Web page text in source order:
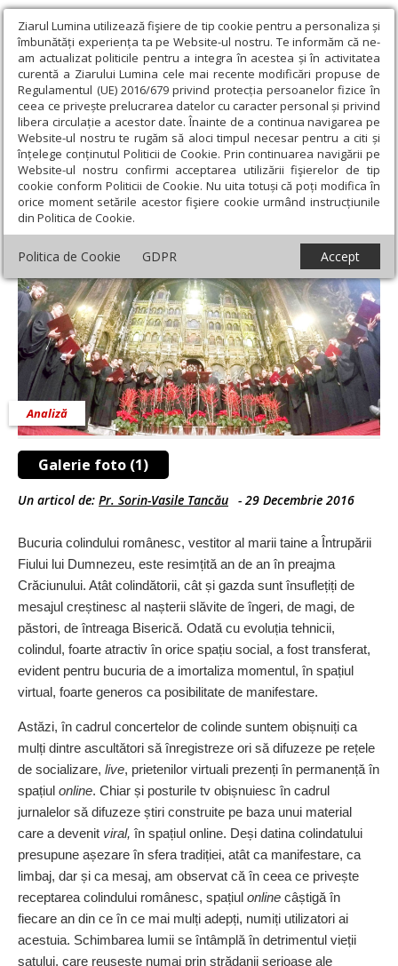
Ziarul Lumina utilizează fişiere de tip cookie pentru a personaliza și
îmbunătăți experiența ta pe Website-ul nostru. Te informăm că ne-
am actualizat politicile pentru a integra în acestea și în activitatea
curentă a Ziarului Lumina cele mai recente modificări propuse de
Regulamentul (UE) 2016/679 privind protecția persoanelor fizice în
ceea ce privește prelucrarea datelor cu caracter personal și privind
libera circulație a acestor date. Înainte de a continua navigarea pe
Website-ul nostru te rugăm să aloci timpul necesar pentru a citi și
înțelege conținutul Politicii de Cookie. Prin continuarea navigării pe
Website-ul nostru confirmi acceptarea utilizării fişierelor de tip
cookie conform Politicii de Cookie. Nu uita totuși că poți modifica în
orice moment setările acestor fişiere cookie urmând instrucțiunile
din Politica de Cookie.
Politica de Cookie GDPR Accept
Ziarul Lumina › Societate › Analiză › Facebook și colindul
românesc
Facebook și colindul românesc
Galerie foto (1)
Analiză
Un articol de: Pr. Sorin-Vasile Tancău - 29 Decembrie 2016
Bucuria colindului românesc, vestitor al marii taine a Întrupării
Fiului lui Dumnezeu, este resimțită an de an în preajma
Crăciunului. Atât colindătorii, cât și gazda sunt însuflețiți de
mesajul creștinesc al nașterii slăvite de îngeri, de magi, de
păstori, de întreaga Biserică. Odată cu evoluția tehnicii,
colindul, foarte atractiv în orice spațiu social, a fost transferat,
evident pentru bucuria de a imortaliza momentul, în spațiul
virtual, foarte generos ca posibilitate de manifestare.
Astăzi, în cadrul concertelor de colinde suntem obișnuiți ca
mulți dintre ascultători să înregistreze ori să difuzeze pe rețele
de socializare, live, prietenilor virtuali prezenți în per­manență în
spațiul online. Chiar și posturile tv obișnuiesc în cadrul
jurnalelor să difuzeze știri construite pe baza unui material
care a devenit viral, în spațiul online. Deși datina colindatului
presupune așezare în sfera tradiției, atât ca manifestare, ca
limbaj, dar și ca mesaj, am observat că în ceea ce privește
receptarea colindului românesc, spațiul online câștigă în
fiecare an din ce în ce mai mulți adepți, numiți utilizatori ai
acestuia. Schimbarea lumii se întâmplă în detrimentul vieții
satului, care reușește numai prin strădanii serioase ale